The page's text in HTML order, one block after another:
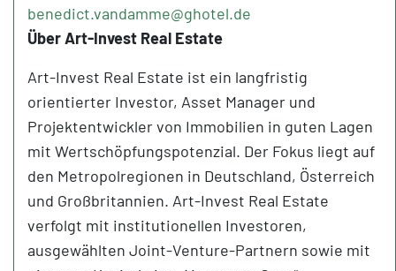
benedict.vandamme@ghotel.de
Über Art-Invest Real Estate
Art-Invest Real Estate ist ein langfristig
orientierter Investor, Asset Manager und
Projektentwickler von Immobilien in guten Lagen
mit Wertschöpfungspotenzial. Der Fokus liegt auf
den Metropolregionen in Deutschland, Österreich
und Großbritannien. Art-Invest Real Estate
verfolgt mit institutionellen Investoren,
ausgewählten Joint-Venture-Partnern sowie mit